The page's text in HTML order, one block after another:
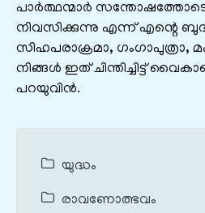
പാര്‍ത്ഥന്മാര്‍
നിവസിക്കുന്നു എന്ന് എന്റെ
സിഹപരാക്രമാ,
നിങ്ങള്‍ ഇത് ചിന്തിച്ചിട്ട്
പറയുവിന്‍.
യുദ്ധം
രാവണോത്ഭവം